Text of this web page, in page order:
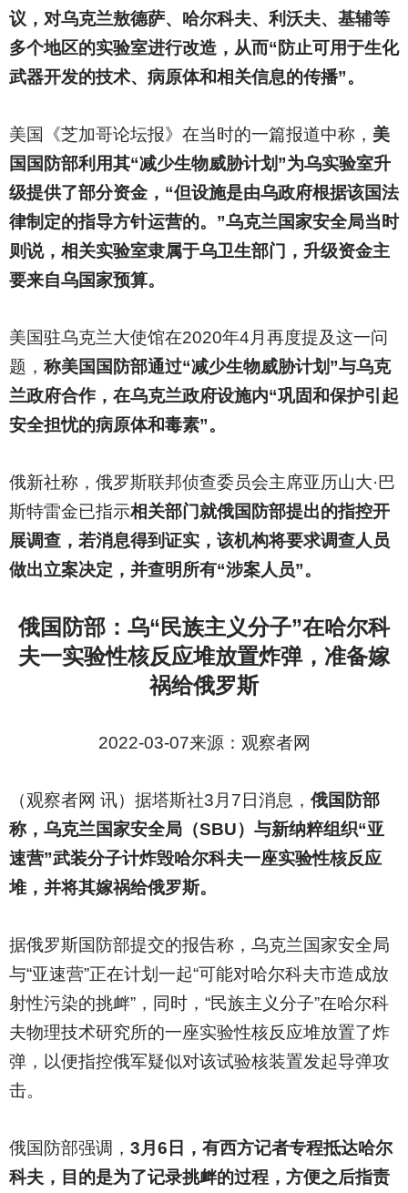
议，对乌克兰敖德萨、哈尔科夫、利沃夫、基辅等
多个地区的实验室进行改造，从而“防止可用于生化
武器开发的技术、病原体和相关信息的传播”。
美国《芝加哥论坛报》在当时的一篇报道中称， 美
国国防部利用其“减少生物威胁计划”为乌实验室升
级提供了部分资金，“但设施是由乌政府根据该国法
律制定的指导方针运营的。”乌克兰国家安全局当时
则说，相关实验室隶属于乌卫生部门，升级资金主
要来自乌国家预算。
美国驻乌克兰大使馆在2020年4月再度提及这一问
题， 称美国国防部通过“减少生物威胁计划”与乌克
兰政府合作，在乌克兰政府设施内“巩固和保护引起
安全担忧的病原体和毒素”。
俄新社称，俄罗斯联邦侦查委员会主席亚历山大·巴
斯特雷金已指示相关部门就俄国防部提出的指控开
展调查，若消息得到证实，该机构将要求调查人员
做出立案决定，并查明所有“涉案人员”。
俄国防部：乌“民族主义分子”在哈尔科
夫一实验性核反应堆放置炸弹，准备嫁
祸给俄罗斯
2022-03-07来源：观察者网
（观察者网 讯）据塔斯社3月7日消息， 俄国防部
称，乌克兰国家安全局（SBU）与新纳粹组织“亚
速营”武装分子计炸毁哈尔科夫一座实验性核反应
堆，并将其嫁祸给俄罗斯。
据俄罗斯国防部提交的报告称，乌克兰国家安全局
与“亚速营”正在计划一起“可能对哈尔科夫市造成放
射性污染的挑衅”，同时，“民族主义分子”在哈尔科
夫物理技术研究所的一座实验性核反应堆放置了炸
弹，以便指控俄军疑似对该试验核装置发起导弹攻
击。
俄国防部强调， 3月6日，有西方记者专程抵达哈尔
科夫，目的是为了记录挑衅的过程，方便之后指责